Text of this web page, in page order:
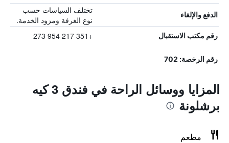
الدفع والإلغاء
تختلف السياسات حسب
نوع الغرفة ومزود الخدمة.
رقم مكتب الاستقبال +351 217 954 273
رقم الرخصة: 702
المزايا ووسائل الراحة في فندق 3 كيه
برشلونة
مطعم